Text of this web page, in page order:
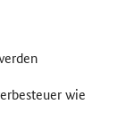
wie